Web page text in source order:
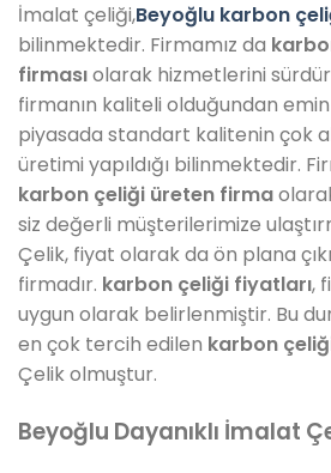
İmalat çeliği,Beyoğlu karbon
bilinmektedir. Firmamız da
firmasıolarak hizmetlerini
firmanın kaliteli olduğundan emin
piyasada standart kalitenin çok
üretimi yapıldığı bilinmektedir.
karbon çeliği üreten firma
siz değerli müşterilerimize
Çelik, fiyat olarak da ön plana
firmadır. karbon çeliği fiyatları,
uygun olarak belirlenmiştir. Bu
en çok tercih edilen karbon çeliği
Çelik olmuştur.
Beyoğlu Dayanıklı İmalat